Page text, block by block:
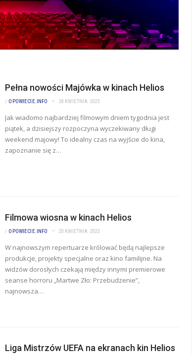
Pełna nowości Majówka w kinach Helios
/ OPOWIECIE.INFO 28 KWIETNIA 2023
Jak wiadomo najbardziej filmowym dniem tygodnia jest
piątek, a dzisiejszy rozpoczyna wyczekiwany długi
weekend majowy! To idealny czas na wyjście do kina,
zapoznanie się z…
Filmowa wiosna w kinach Helios
/ OPOWIECIE.INFO 20 KWIETNIA 2023
W najnowszym repertuarze królować będą najlepsze
produkcje, projekty specjalne oraz kino familijne. Na
widzów dorosłych czekają między innymi premierowe
seanse horroru „Martwe Zło: Przebudzenie”,
najnowsza…
Liga Mistrzów UEFA na ekranach kin Helios